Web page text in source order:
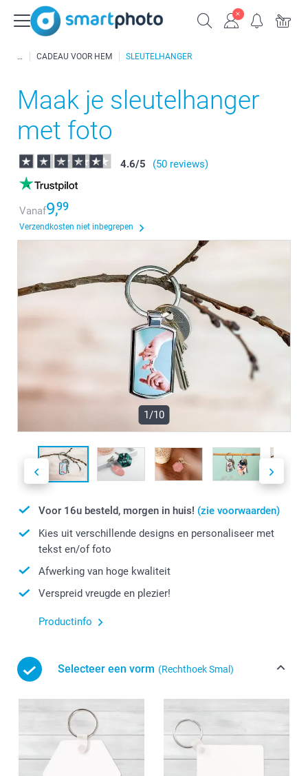
CADEAU VOOR HEM SLEUTELHANGER
Maak je sleutelhanger
met foto
4.6/5 (50 reviews)
Vanaf9,99
Verzendkosten niet inbegrepen
1/10
Voor 16u besteld, morgen in huis! (zie voorwaarden)
Kies uit verschillende designs en personaliseer met
tekst en/of foto
Afwerking van hoge kwaliteit
Verspreid vreugde en plezier!
Productinfo
Selecteer een vorm (Rechthoek Smal)